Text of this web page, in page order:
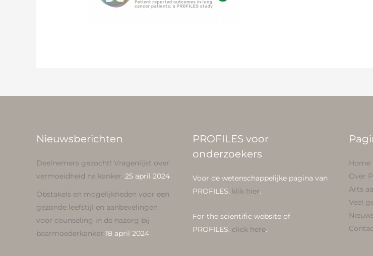
Nieuwsberichten
Deelnemers gezocht! Vragenlijst over
vermoeidheid na kanker. 25 april 2024
Obstakels en mogelijkheden voor een
gezonde leefstijl en aanbevelingen
voor counseling in de nazorg bij
baarmoederkanker 18 april 2024
PROFILES voor
onderzoekers
Voor de wetenschappelijke pagina van
PROFILES, klik hier.
For the scientific website of
PROFILES, click here.
Home
Over
Arts
Veel